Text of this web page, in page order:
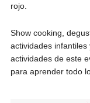
rojo.
Show cooking,
actividades
actividades de este
para aprender todo